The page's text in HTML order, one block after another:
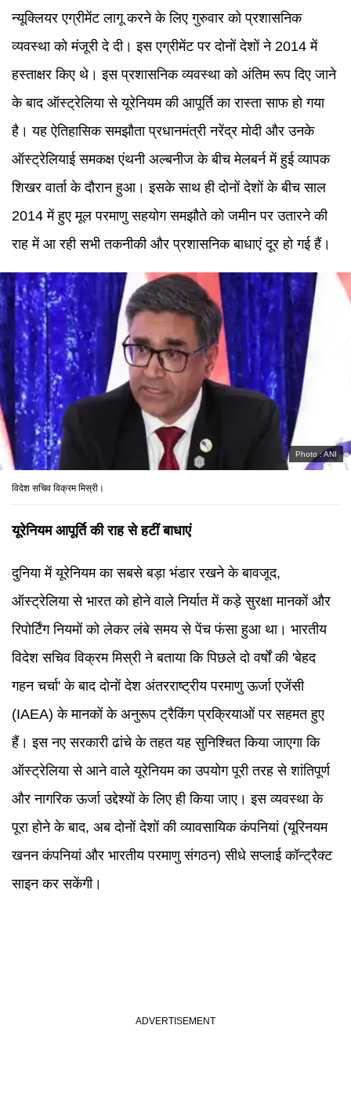
न्यूक्लियर एग्रीमेंट लागू करने के लिए गुरुवार को प्रशासनिक
व्यवस्था को मंजूरी दे दी। इस एग्रीमेंट पर दोनों देशों ने 2014 में
हस्ताक्षर किए थे। इस प्रशासनिक व्यवस्था को अंतिम रूप दिए जाने
के बाद ऑस्ट्रेलिया से यूरेनियम की आपूर्ति का रास्ता साफ हो गया
है। यह ऐतिहासिक समझौता प्रधानमंत्री नरेंद्र मोदी और उनके
ऑस्ट्रेलियाई समकक्ष एंथनी अल्बनीज के बीच मेलबर्न में हुई व्यापक
शिखर वार्ता के दौरान हुआ। इसके साथ ही दोनों देशों के बीच साल
2014 में हुए मूल परमाणु सहयोग समझौते को जमीन पर उतारने की
राह में आ रही सभी तकनीकी और प्रशासनिक बाधाएं दूर हो गई हैं।
Photo :ANI
विदेश सचिव विक्रम मिस्री।
यूरेनियम आपूर्ति की राह से हटीं बाधाएं
दुनिया में यूरेनियम का सबसे बड़ा भंडार रखने के बावजूद,
ऑस्ट्रेलिया से भारत को होने वाले निर्यात में कड़े सुरक्षा मानकों और
रिपोर्टिंग नियमों को लेकर लंबे समय से पेंच फंसा हुआ था। भारतीय
विदेश सचिव विक्रम मिस्री ने बताया कि पिछले दो वर्षों की 'बेहद
गहन चर्चा' के बाद दोनों देश अंतरराष्ट्रीय परमाणु ऊर्जा एजेंसी
(IAEA) के मानकों के अनुरूप ट्रैकिंग प्रक्रियाओं पर सहमत हुए
हैं। इस नए सरकारी ढांचे के तहत यह सुनिश्चित किया जाएगा कि
ऑस्ट्रेलिया से आने वाले यूरेनियम का उपयोग पूरी तरह से शांतिपूर्ण
और नागरिक ऊर्जा उद्देश्यों के लिए ही किया जाए। इस व्यवस्था के
पूरा होने के बाद, अब दोनों देशों की व्यावसायिक कंपनियां (यूरिनयम
खनन कंपनियां और भारतीय परमाणु संगठन) सीधे सप्लाई कॉन्ट्रैक्ट
साइन कर सकेंगी।